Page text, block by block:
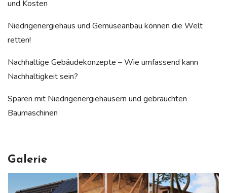
und Kosten
Niedrigenergiehaus und Gemüseanbau können die Welt
retten!
Nachhaltige Gebäudekonzepte – Wie umfassend kann
Nachhaltigkeit sein?
Sparen mit Niedrigenergiehäusern und gebrauchten
Baumaschinen
Galerie